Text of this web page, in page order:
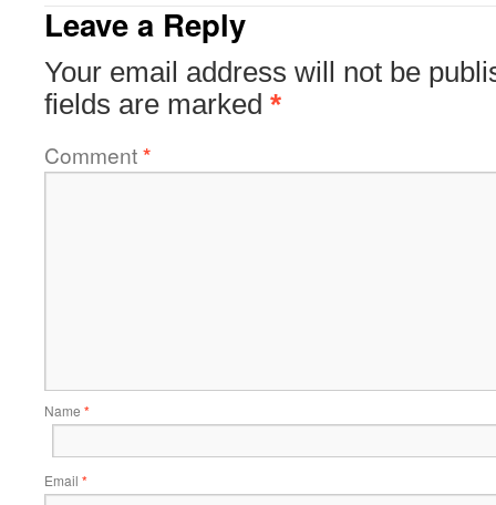
Leave a Reply
Your email address will not be
fields are marked *
Comment*
Name *
Email *